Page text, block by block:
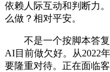
依赖人际互动和判断力
么做？相对平安。
不是一个按脚本答复
AI目前做欠好。从2022
要隆重对待。正在面临